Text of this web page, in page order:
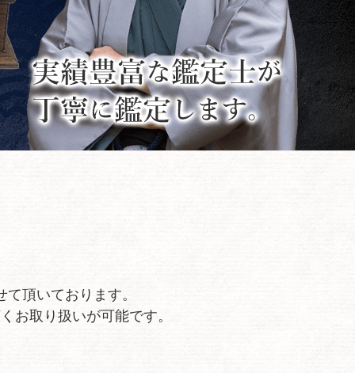
頂いております。
お取り扱いが可能です。